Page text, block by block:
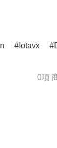
Iotavx
0項